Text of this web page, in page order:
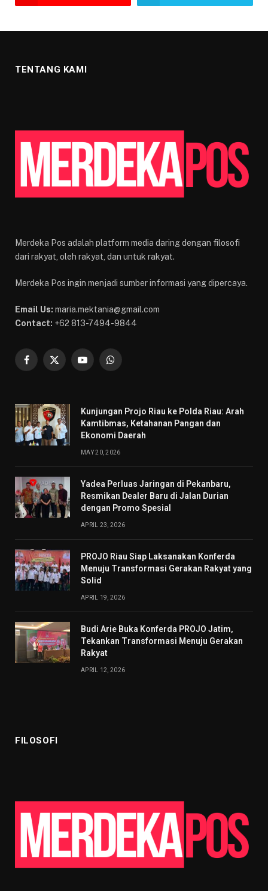
TENTANG KAMI
Merdeka Pos adalah platform media daring dengan filosofi
dari rakyat, oleh rakyat, dan untuk rakyat.
Merdeka Pos ingin menjadi sumber informasi yang dipercaya.
Email Us: maria.mektania@gmail.com
Contact: +62 813-7494-9844
Facebook
X
YouTubeWhatsApp
Kunjungan Projo Riau ke Polda Riau: Arah
Kamtibmas, Ketahanan Pangan dan
Ekonomi Daerah
MAY 20, 2026
Yadea Perluas Jaringan di Pekanbaru,
Resmikan Dealer Baru di Jalan Durian
dengan Promo Spesial
APRIL 23, 2026
PROJO Riau Siap Laksanakan Konferda
Menuju Transformasi Gerakan Rakyat yang
Solid
APRIL 19, 2026
Budi Arie Buka Konferda PROJO Jatim,
Tekankan Transformasi Menuju Gerakan
Rakyat
APRIL 12, 2026
FILOSOFI